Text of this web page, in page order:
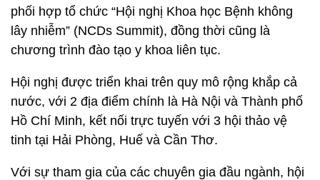
phối hợp tổ chức “Hội nghị Khoa học Bệnh không
lây nhiễm” (NCDs Summit), đồng thời cũng là
chương trình đào tạo y khoa liên tục.
Hội nghị được triển khai trên quy mô rộng khắp cả
nước, với 2 địa điểm chính là Hà Nội và Thành phố
Hồ Chí Minh, kết nối trực tuyến với 3 hội thảo vệ
tinh tại Hải Phòng, Huế và Cần Thơ.
Với sự tham gia của các chuyên gia đầu ngành, hội